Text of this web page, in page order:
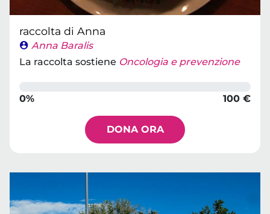
raccolta di Anna
Anna Baralis
La raccolta sostiene Oncologia e prevenzione
0% 100 €
DONA ORA